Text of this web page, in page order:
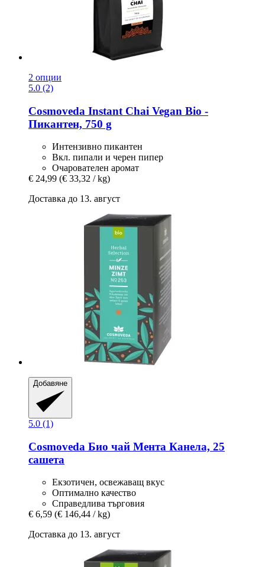
2 опции
5.0 (2)
Cosmoveda Instant Chai Vegan Bio -​
Пикантен, 750 g
Интензивно пикантен
Вкл. пипали и черен пипер
Очарователен аромат
€ 24,99 (€ 33,32 / kg)
Доставка до 13. август
Добавяне
5.0 (1)
Cosmoveda Био чай Мента Канела, 25
сашета
Екзотичен, освежаващ вкус
Оптимално качество
Справедлива търговия
€ 6,59 (€ 146,44 / kg)
Доставка до 13. август